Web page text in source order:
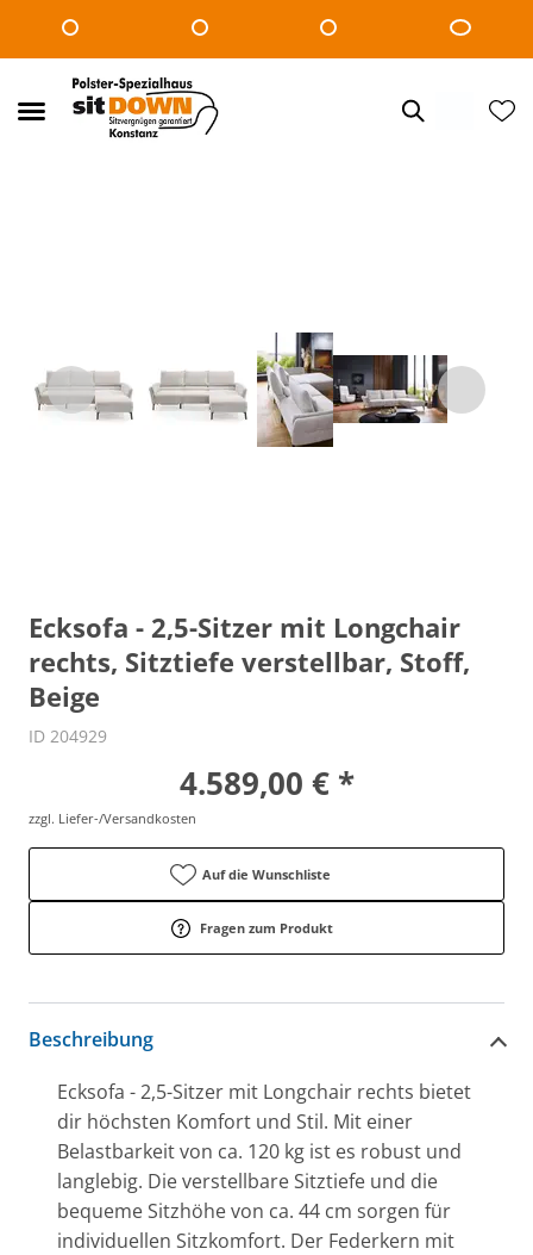
Ecksofa - 2,5-Sitzer mit Longchair
rechts, Sitztiefe verstellbar, Stoff,
Beige
ID 204929
4.589,00 € *
zzgl. Liefer-/Versandkosten
Auf die Wunschliste
Fragen zum Produkt
Beschreibung
Ecksofa - 2,5-Sitzer mit Longchair rechts bietet
dir höchsten Komfort und Stil. Mit einer
Belastbarkeit von ca. 120 kg ist es robust und
langlebig. Die verstellbare Sitztiefe und die
bequeme Sitzhöhe von ca. 44 cm sorgen für
individuellen Sitzkomfort. Der Federkern mit